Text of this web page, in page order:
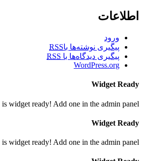
اطلاعات
ورود
پیگیری نوشته‌ها باRSS
پیگیری دیدگاه‌ها با RSS
WordPress.org
Widget Ready
widget ready! Add one in the admin panel.
Widget Ready
widget ready! Add one in the admin panel.